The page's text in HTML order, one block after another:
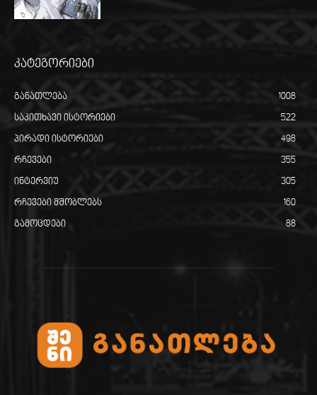
კატეგორიები
განათლება 1008
საკითხავი ისტორიები 522
პირადი ისტორიები 498
რჩევები 355
ინტერვიუ 305
რჩევები მშობლებს 160
გამოცდები 88